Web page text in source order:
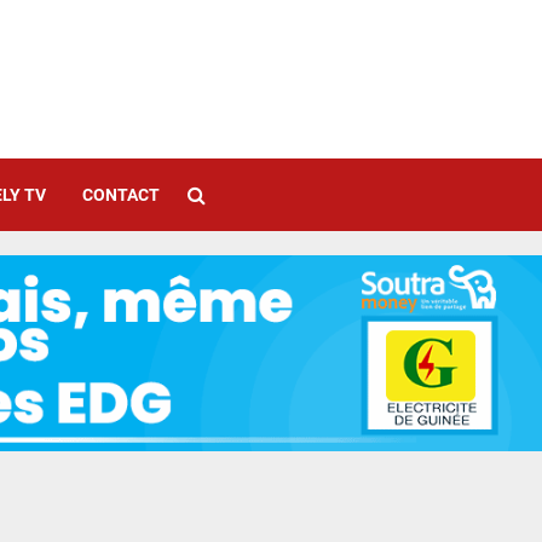
TV CONTACT